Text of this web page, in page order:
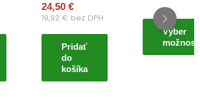
24,50 €
19,92 € bez DPH
Pridať
do
košíka
Výber
možností